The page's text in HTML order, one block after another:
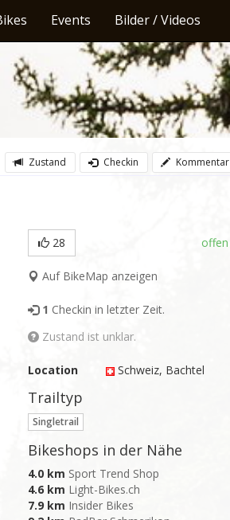
Events Bilder / Videos
Zustand Checkin Kommentar
28 offen
Auf BikeMap anzeigen
1 Checkin in letzter Zeit.
Zustand ist unklar.
Location Schweiz, Bachtel
Trailtyp
Singletrail
Bikeshops in der Nähe
4.0 km Sport Trend Shop
4.6 km Light-Bikes.ch
7.9 km Insider Bikes